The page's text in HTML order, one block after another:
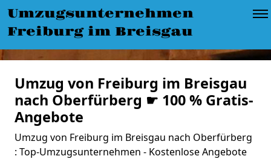
Umzugsunternehmen
Freiburg im Breisgau
Umzug von Freiburg im Breisgau
nach Oberfürberg ☛ 100 % Gratis-
Angebote
Umzug von Freiburg im Breisgau nach Oberfürberg
: Top-Umzugsunternehmen - Kostenlose Angebote